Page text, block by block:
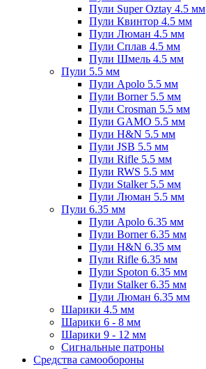
Пули Super Oztay 4.5 мм
Пули Квинтор 4.5 мм
Пули Люман 4.5 мм
Пули Сплав 4.5 мм
Пули Шмель 4.5 мм
Пули 5.5 мм
Пули Apolo 5.5 мм
Пули Borner 5.5 мм
Пули Crosman 5.5 мм
Пули GAMO 5.5 мм
Пули H&N 5.5 мм
Пули JSB 5.5 мм
Пули Rifle 5.5 мм
Пули RWS 5.5 мм
Пули Stalker 5.5 мм
Пули Люман 5.5 мм
Пули 6.35 мм
Пули Apolo 6.35 мм
Пули Borner 6.35 мм
Пули H&N 6.35 мм
Пули Rifle 6.35 мм
Пули Spoton 6.35 мм
Пули Stalker 6.35 мм
Пули Люман 6.35 мм
Шарики 4.5 мм
Шарики 6 - 8 мм
Шарики 9 - 12 мм
Сигнальные патроны
Средства самообороны